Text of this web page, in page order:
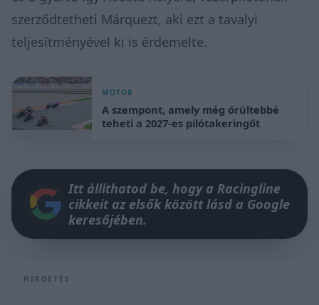
szerződtetheti Márquezt, aki ezt a tavalyi
teljesítményével ki is érdemelte.
MOTOR
A szempont, amely még őrültebbé
teheti a 2027-es pilótakeringőt
Itt állíthatod be, hogy a Racingline
cikkeit az elsők között lásd a Google
keresőjében.
HIRDETÉS